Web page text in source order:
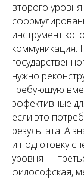
второго
инструмент
коммуникация.
нужно
требующую
эффективные
если это
результата. А
и подготовку
уровня —
философская,